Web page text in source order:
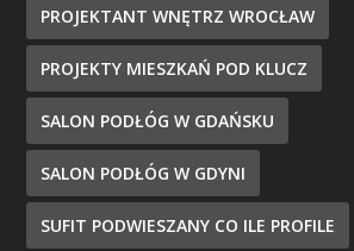
PROJEKTANT WNĘTRZ WROCŁAW
PROJEKTY MIESZKAŃ POD KLUCZ
SALON PODŁÓG W GDAŃSKU
SALON PODŁÓG W GDYNI
SUFIT PODWIESZANY CO ILE PROFILE